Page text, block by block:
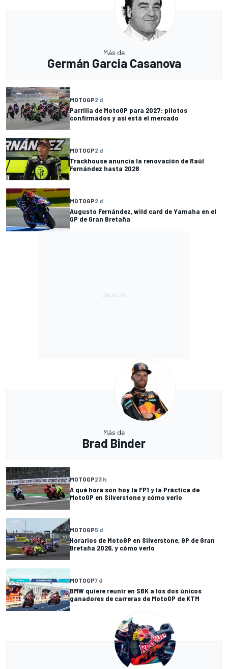
Más de
Germán Garcia Casanova
MOTOGP2 d
Parrilla de MotoGP para 2027: pilotos
confirmados y así está el mercado
MOTOGP2 d
Trackhouse anuncia la renovación de Raúl
Fernández hasta 2028
MOTOGP2 d
Augusto Fernández, wild card de Yamaha en el
GP de Gran Bretaña
Más de
Brad Binder
MOTOGP23 h
A qué hora son hoy la FP1 y la Práctica de
MotoGP en Silverstone y cómo verlo
MOTOGP5 d
Horarios de MotoGP en Silverstone, GP de Gran
Bretaña 2026, y cómo verlo
MOTOGP7 d
BMW quiere reunir en SBK a los dos únicos
ganadores de carreras de MotoGP de KTM